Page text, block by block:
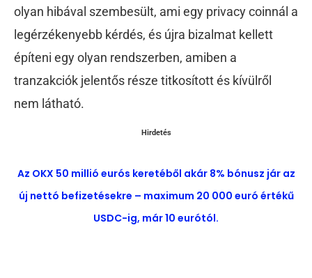
olyan hibával szembesült, ami egy privacy coinnál a
legérzékenyebb kérdés, és újra bizalmat kellett
építeni egy olyan rendszerben, amiben a
tranzakciók jelentős része titkosított és kívülről
nem látható.
Hirdetés
Az OKX 50 millió eurós keretéből akár 8% bónusz jár az
új nettó befizetésekre – maximum 20 000 euró értékű
USDC-ig, már 10 eurótól.